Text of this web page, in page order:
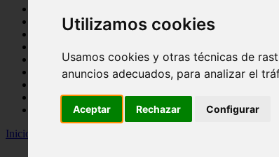
Utilizamos cookies
Usamos cookies y otras técnicas de
anuncios adecuados, para analizar el
Aceptar Rechazar Configurar
acuariofilia
articulos
nombres para gatos
novedades
uncategorized
Inicio